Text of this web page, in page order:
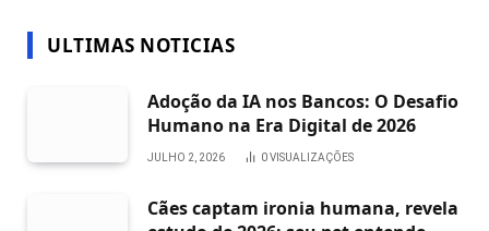
ULTIMAS NOTICIAS
Adoção da IA nos Bancos: O Desafio
Humano na Era Digital de 2026
JULHO 2, 2026 0VISUALIZAÇÕES
Cães captam ironia humana, revela